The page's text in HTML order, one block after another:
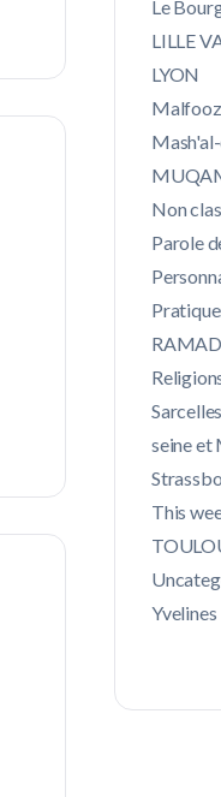
Le
LILLE
LYON
Non
Parole
Sarcelles
seine et
This
Yvelines